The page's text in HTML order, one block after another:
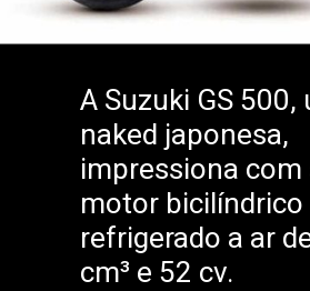
A Suzuki GS 500,
naked japonesa,
impressiona com
motor bicilíndrico
refrigerado a ar
cm³ e 52 cv.